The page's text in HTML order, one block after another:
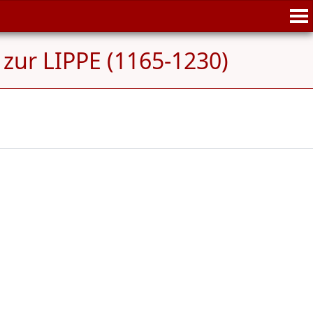
LIPPE (1165-1230)